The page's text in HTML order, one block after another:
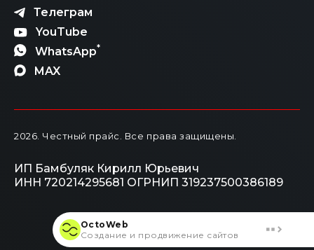
Телеграм
YouTube
WhatsApp*
MAX
2026 . Честный прайс. Все права защищены.
ИП Бамбуляк Кирилл Юрьевич
ИНН 720214295681 ОГРНИП 319237500386189
OctoWeb
Создание и продвижение сайтов